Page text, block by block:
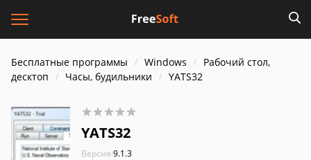
Бесплатные программы Windows
Рабочий стол,
десктоп
Часы, будильники YATS32
YATS32
Версия:9.1.3